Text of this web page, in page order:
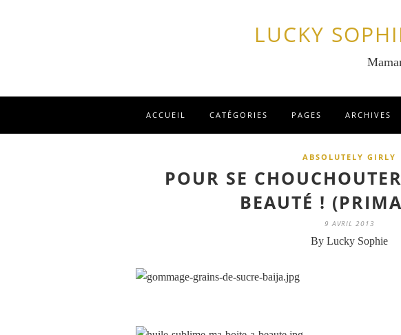
LUCKY
ACCUEIL CATÉGORIES PAGES ARCHIVES
ABSOLUTELY GIRLY
POUR SE
BEAUTÉ !
9 AVRIL 2013
By Lucky Sophie